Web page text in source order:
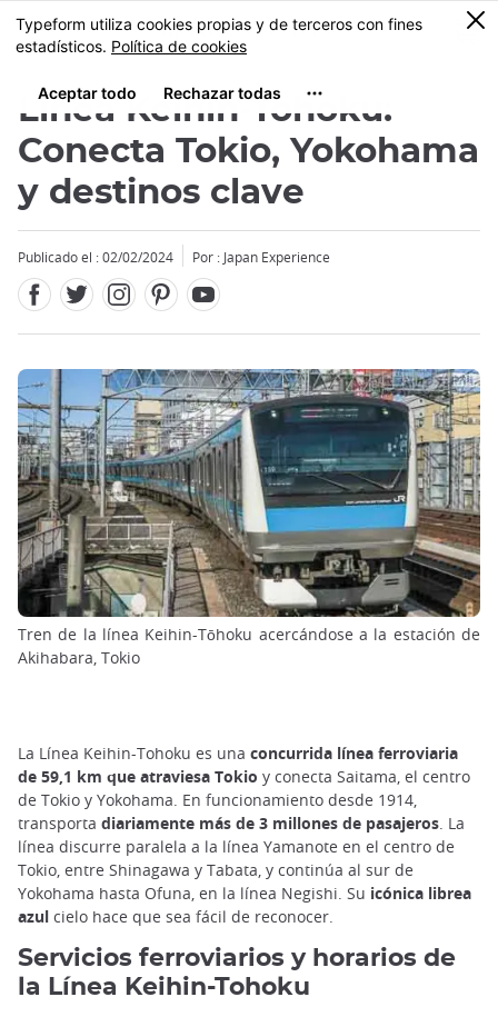
Tamaño
MENU
0
Línea Keihin-Tohoku:
Conecta Tokio, Yokohama
y destinos clave
Publicado el : 02/02/2024 Por : Japan Experience
Tren de la línea Keihin-Tōhoku acercándose a la estación de
Akihabara, Tokio
La Línea Keihin-Tohoku es una concurrida línea ferroviaria
de 59,1 km que atraviesa Tokio y conecta Saitama, el centro
de Tokio y Yokohama. En funcionamiento desde 1914,
transporta diariamente más de 3 millones de pasajeros . La
línea discurre paralela a la línea Yamanote en el centro de
Tokio, entre Shinagawa y Tabata, y continúa al sur de
Yokohama hasta Ofuna, en la línea Negishi. Su icónica librea
azul cielo hace que sea fácil de reconocer.
Servicios ferroviarios y horarios de
la Línea Keihin-Tohoku
Close